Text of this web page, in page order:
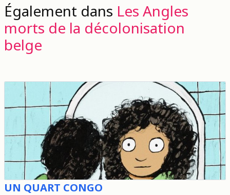
Également dans Les Angles
morts de la décolonisation
belge
UN QUART CONGO